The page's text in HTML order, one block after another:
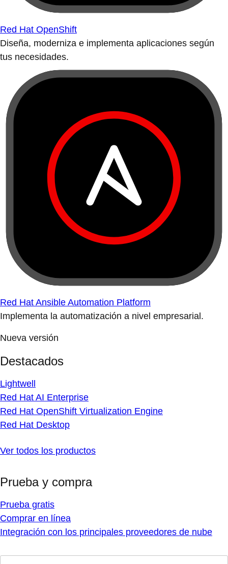
Red Hat OpenShift
Diseña, moderniza e implementa aplicaciones según
tus necesidades.
Red Hat Ansible Automation Platform
Implementa la automatización a nivel empresarial.
Nueva versión
Destacados
Lightwell
Red Hat AI Enterprise
Red Hat OpenShift Virtualization Engine
Red Hat Desktop
Ver todos los productos
Prueba y compra
Prueba gratis
Comprar en línea
Integración con los principales proveedores de nube